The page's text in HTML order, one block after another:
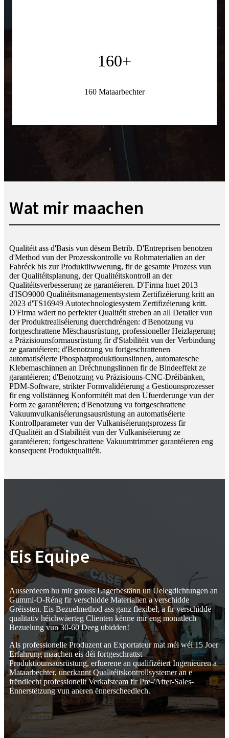
160+
160 Mataarbechter
Wat mir maachen
Qualitéit ass d'Basis vun dësem Betrib. D'Entreprisen benotzen
d'Method vun der Prozesskontrolle vu Rohmaterialien an der
Fabréck bis zur Produktliwwerung, fir de gesamte Prozess vun
der Qualitéitsplanung, der Qualitéitskontroll an der
Qualitéitsverbesserung ze garantéieren. D'Firma huet 2013
d'ISO9000 Qualitéitsmanagementsystem Zertifizéierung kritt an
2023 d'TS16949 Autotechnologiesystem Zertifizéierung kritt.
D'Firma wäert no perfekter Qualitéit streben an all Detailer vun
der Produktrealiséierung duerchdréngen: d'Benotzung vu
fortgeschrattene Mëschausrüstung, professioneller Heizlagerung
a Präzisiounsformausrüstung fir d'Stabilitéit vun der Verbindung
ze garantéieren; d'Benotzung vu fortgeschrattenen
automatiséierte Phosphatproduktiounslinnen, automatesche
Klebemaschinnen an Dréchnungslinnen fir de Bindeeffekt ze
garantéieren; d'Benotzung vu Präzisiouns-CNC-Dréibänken,
PDM-Software, strikter Formvalidéierung a Gestiounsprozesser
fir eng vollstänneg Konformitéit mat den Ufuerderunge vun der
Form ze garantéieren; d'Benotzung vu fortgeschrattene
Vakuumvulkaniséierungsausrüstung an automatiséierte
Kontrollparameter vun der Vulkaniséierungsprozess fir
d'Qualitéit an d'Stabilitéit vun der Vulkaniséierung ze
garantéieren; fortgeschrattene Vakuumtrimmer garantéieren eng
konsequent Produktqualitéit.
Eis Equipe
Ausserdeem hu mir grouss Lagerbestänn un Uelegdichtungen an
Gummi-O-Réng fir verschidde Materialien a verschidde
Gréissten. Eis Bezuelmethod ass ganz flexibel, a fir verschidde
qualitativ héichwäerteg Clienten kënne mir eng monatlech
Bezuelung vun 30-60 Deeg ubidden!
Als professionelle Produzent an Exportateur mat méi wéi 15 Joer
Erfahrung maachen eis déi fortgeschrattst
Produktiounsausrüstung, erfuerene an qualifizéiert Ingenieuren a
Mataarbechter, unerkannt Qualitéitskontrollsystemer an e
frëndlecht professionellt Verkafsteam fir Pre-/After-Sales-
Ënnerstëtzung vun aneren ënnerscheedlech.